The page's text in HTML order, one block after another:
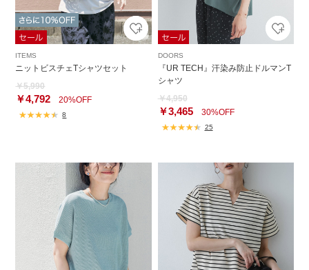
ITEMS
ニットビスチェTシャツセット
￥5,990
￥4,792 20%OFF
8
DOORS
『UR TECH』汗染み防止ドルマンT
シャツ
￥4,950
￥3,46530%OFF
25